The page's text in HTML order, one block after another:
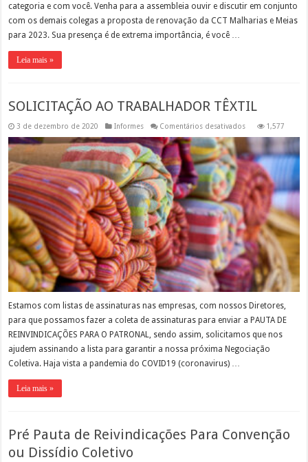
categoria e com você. Venha para a assembleia ouvir e discutir em conjunto
com os demais colegas a proposta de renovação da CCT Malharias e Meias
para 2023. Sua presença é de extrema importância, é você …
Leia mais »
SOLICITAÇÃO AO TRABALHADOR TÊXTIL
3 de dezembro de 2020 Informes Comentários desativadosem
AO
TRABALHADOR
TÊXTIL
1,577
Estamos com listas de assinaturas nas empresas, com nossos Diretores,
para que possamos fazer a coleta de assinaturas para enviar a PAUTA DE
REINVINDICAÇÕES PARA O PATRONAL, sendo assim, solicitamos que nos
ajudem assinando a lista para garantir a nossa próxima Negociação
Coletiva. Haja vista a pandemia do COVID19 (coronavirus) …
Leia mais »
Pré Pauta de Reivindicações Para Convenção
ou Dissídio Coletivo